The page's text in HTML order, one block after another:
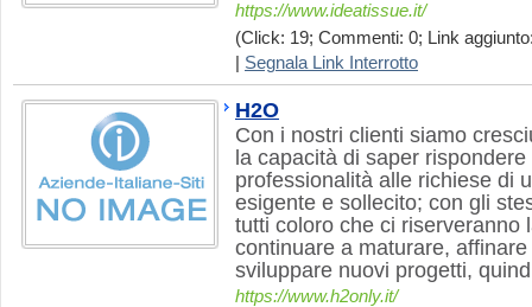
https://www.ideatissue.it/
(Click: 19; Commenti: 0; Link
Segnala Link Interrotto
H2O
Con i nostri clienti siamo
la capacità di saper
professionalità alle richiese di
esigente e sollecito; con gli
tutti coloro che ci riserveranno
continuare a maturare,
sviluppare nuovi progetti,
https://www.h2only.it/